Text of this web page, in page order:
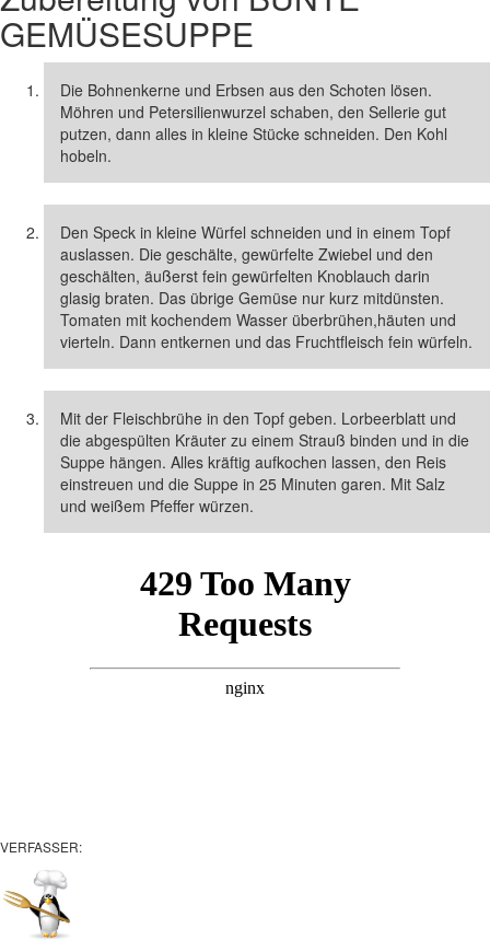
GEMÜSESUPPE
Die Bohnenkerne und Erbsen aus den Schoten lösen.
Möhren und Petersilienwurzel schaben, den Sellerie gut
putzen, dann alles in kleine Stücke schneiden. Den Kohl
hobeln.
Den Speck in kleine Würfel schneiden und in einem Topf
auslassen. Die geschälte, gewürfelte Zwiebel und den
geschälten, äußerst fein gewürfelten Knoblauch darin
glasig braten. Das übrige Gemüse nur kurz mitdünsten.
Tomaten mit kochendem Wasser überbrühen,häuten und
vierteln. Dann entkernen und das Fruchtfleisch fein würfeln.
Mit der Fleischbrühe in den Topf geben. Lorbeerblatt und
die abgespülten Kräuter zu einem Strauß binden und in die
Suppe hängen. Alles kräftig aufkochen lassen, den Reis
einstreuen und die Suppe in 25 Minuten garen. Mit Salz
und weißem Pfeffer würzen.
VERFASSER: